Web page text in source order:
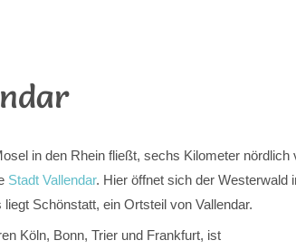
in den Rhein fließt, sechs Kilometer nördlich
Stadt Vallendar. Hier öffnet sich der Westerwald
Schönstatt, ein Ortsteil von Vallendar.
Köln, Bonn, Trier und Frankfurt, ist